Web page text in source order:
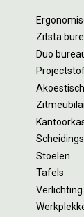
Zitsta
Duo
Stoelen
Tafels
Verlichting